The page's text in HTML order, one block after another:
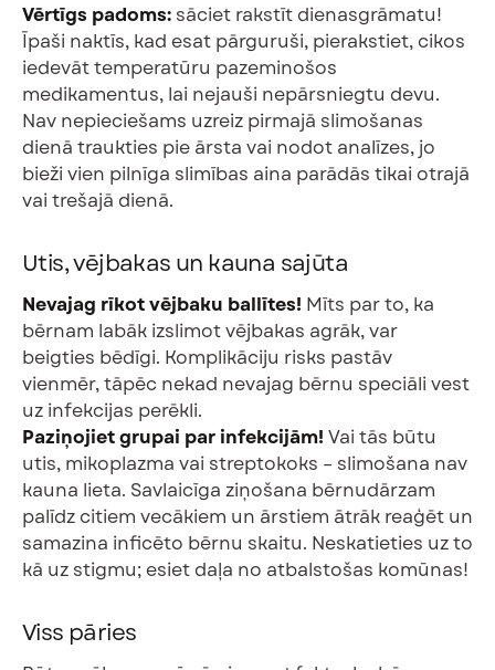
Vērtīgs padoms: sāciet rakstīt dienasgrāmatu!
Īpaši naktīs, kad esat pārguruši, pierakstiet, cikos
iedevāt temperatūru pazeminošos
medikamentus, lai nejauši nepārsniegtu devu.
Nav nepieciešams uzreiz pirmajā slimošanas
dienā traukties pie ārsta vai nodot analīzes, jo
bieži vien pilnīga slimības aina parādās tikai otrajā
vai trešajā dienā.
Utis, vējbakas un kauna sajūta
Nevajag rīkot vējbaku ballītes! Mīts par to, ka
bērnam labāk izslimot vējbakas agrāk, var
beigties bēdīgi. Komplikāciju risks pastāv
vienmēr, tāpēc nekad nevajag bērnu speciāli vest
uz infekcijas perēkli.
Paziņojiet grupai par infekcijām! Vai tās būtu
utis, mikoplazma vai streptokoks – slimošana nav
kauna lieta. Savlaicīga ziņošana bērnudārzam
palīdz citiem vecākiem un ārstiem ātrāk reaģēt un
samazina inficēto bērnu skaitu. Neskatieties uz to
kā uz stigmu; esiet daļa no atbalstošas komūnas!
Viss pāries